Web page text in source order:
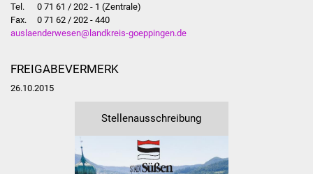
Sanierung Bizethalle
Ortsentwicklung
Tel. 0 71 61 / 202 - 1 (Zentrale)
Fax. 0 71 62 / 202 - 440
auslaenderwesen@landkreis-goeppingen.de
FREIGABEVERMERK
26.10.2015
Stellenausschreibung